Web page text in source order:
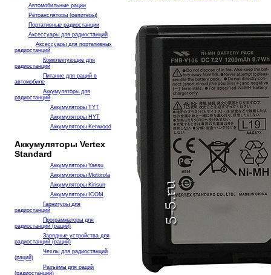
Автомобильные рации
Ретрансляторы (репитеры)
Портативные радиостанции
Аксессуары для радиостанций
Аксессуары для портативных
радиостанций
Комплектующие для
радиостанций
Питание для раций в
автомобиле
Аккумуляторы для
радиостанций
Аккумуляторы TYT
Аккумуляторы HYT
Аккумуляторы Kenwood
Аккумуляторы Vertex
Standard
Аккумуляторы Yaesu
Аккумуляторы Motorola
Аккумуляторы Kirisun
Аккумуляторы ICOM
Гарнитуры для
радиостанций
Программаторы для
радиостанций (раций)
Зарядные устройства для
радиостанций (раций)
Чехлы для радиостанций
(раций)
Разъёмы для раций
(радиостанций)